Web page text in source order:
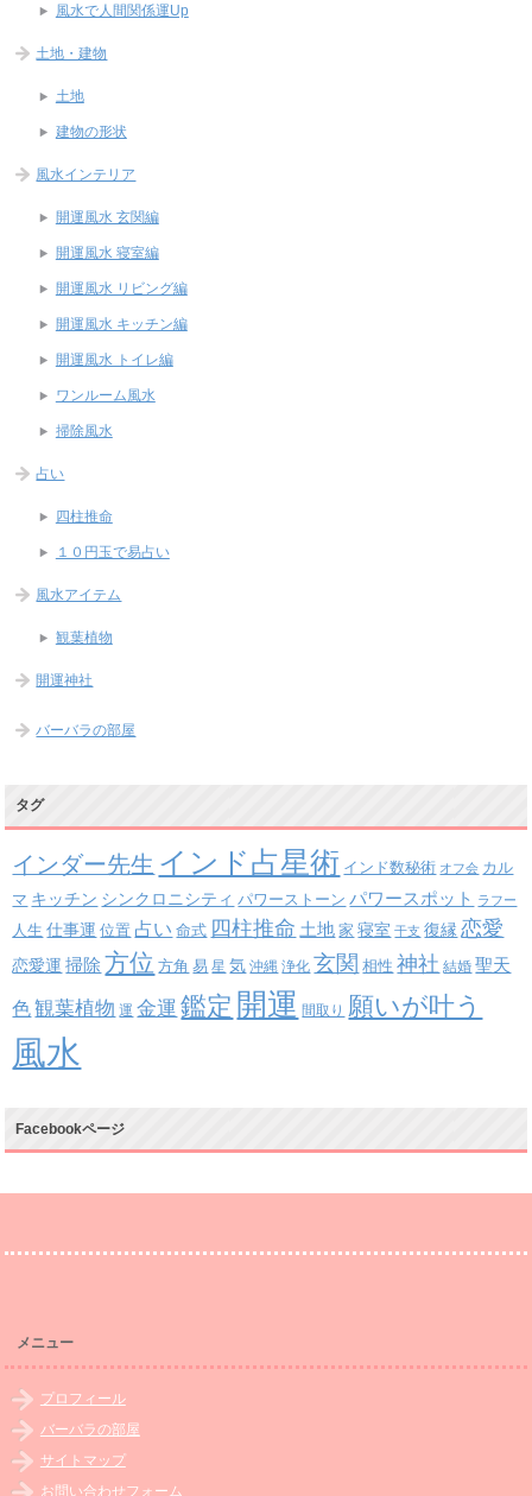
風水で人間関係運Up
土地・建物
土地
建物の形状
風水インテリア
開運風水 玄関編
開運風水 寝室編
開運風水 リビング編
開運風水 キッチン編
開運風水 トイレ編
ワンルーム風水
掃除風水
占い
四柱推命
１０円玉で易占い
風水アイテム
観葉植物
開運神社
バーバラの部屋
タグ
インダー先生 インド占星術 インド数秘術 オフ会 カル
マ キッチン シンクロニシティ パワーストーン パワースポット ラフー
人生 仕事運 位置 占い 命式 四柱推命 土地 家 寝室 干支 復縁 恋愛
恋愛運 掃除 方位 方角 易 星 気 沖縄 浄化 玄関 相性 神社 結婚 聖天
色 観葉植物 運 金運 鑑定 開運 間取り 願いが叶う
風水
Facebookページ
メニュー
プロフィール
バーバラの部屋
サイトマップ
お問い合わせフォーム